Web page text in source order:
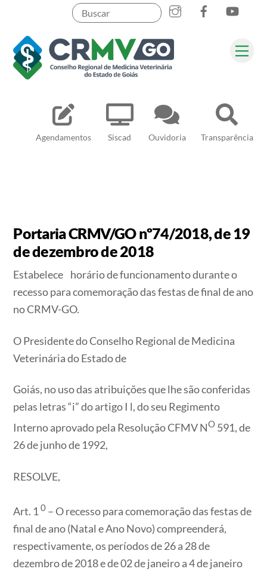
content
Agendamentos Siscad Ouvidoria Transparência
Pesquisar
Portaria CRMV/GO nº74/2018, de 19
de dezembro de 2018
Estabelece horário de funcionamento durante o
recesso para comemoração das festas de final de ano
no CRMV-GO.
O Presidente do Conselho Regional de Medicina
Veterinária do Estado de
Goiás, no uso das atribuições que lhe são conferidas
pelas letras “i” do artigo I l, do seu Regimento
Interno aprovado pela Resolução CFMV NO 591, de
26 de junho de 1992,
RESOLVE,
Art. 10 – O recesso para comemoração das festas de
final de ano (Natal e Ano Novo) compreenderá,
respectivamente, os períodos de 26 a 28 de
dezembro de 2018 e de 02 de janeiro a 4 de janeiro